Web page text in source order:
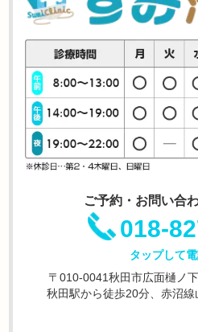
ご予約・お問い合
018-
タップして
〒010-0041秋田市広面樋ノ
秋田駅から徒歩20分、赤沼